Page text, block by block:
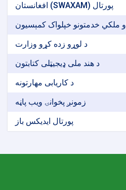
افغانستان (SWAXAM) پورتال
ملکي خدمتونو خپلواک کمېسیون
د لوړو زده کړو وزارت
د هند ملی ډیجیټلی کتابتون
د کاریابی مهارتونه
زمونږ پخوانۍ ویب پاڼه
پورتال ایدیکس باز